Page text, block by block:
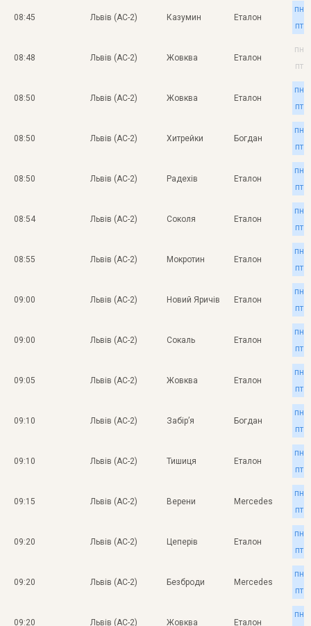
08:45 Львів (АС-2) Казумин Еталон
пн
пт
08:48 Львів (АС-2) Жовква Еталон
пн
пт
08:50 Львів (АС-2) Жовква Еталон
пн
пт
08:50 Львів (АС-2) Хитрейки Богдан
пн
пт
08:50 Львів (АС-2) Радехів Еталон
пн
пт
08:54 Львів (АС-2) Соколя Еталон
пн
пт
08:55 Львів (АС-2) Мокротин Еталон
пн
пт
09:00 Львів (АС-2) Новий Яричів Еталон
пн
пт
09:00 Львів (АС-2) Сокаль Еталон
пн
пт
09:05 Львів (АС-2) Жовква Еталон
пн
пт
09:10 Львів (АС-2) Забір’я Богдан
пн
пт
09:10 Львів (АС-2) Тишиця Еталон
пн
пт
09:15 Львів (АС-2) Верени Mercedes
пн
пт
09:20 Львів (АС-2) Цеперів Еталон
пн
пт
09:20 Львів (АС-2) Безброди Mercedes
пн
пт
09:20 Львів (АС-2) Жовква Еталон
пн